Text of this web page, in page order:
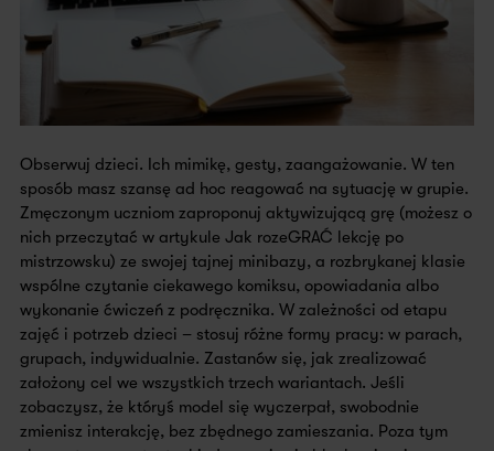
Obserwuj dzieci. Ich mimikę, gesty, zaangażowanie. W ten
sposób masz szansę ad hoc reagować na sytuację w grupie.
Zmęczonym uczniom zaproponuj aktywizującą grę (możesz o
nich przeczytać w artykule Jak rozeGRAĆ lekcję po
mistrzowsku) ze swojej tajnej minibazy, a rozbrykanej klasie
wspólne czytanie ciekawego komiksu, opowiadania albo
wykonanie ćwiczeń z podręcznika. W zależności od etapu
zajęć i potrzeb dzieci – stosuj różne formy pracy: w parach,
grupach, indywidualnie. Zastanów się, jak zrealizować
założony cel we wszystkich trzech wariantach. Jeśli
zobaczysz, że któryś model się wyczerpał, swobodnie
zmienisz interakcję, bez zbędnego zamieszania. Poza tym